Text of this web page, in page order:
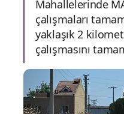
Mahallelerinde
çalışmaları
yaklaşık 2
çalışmasını